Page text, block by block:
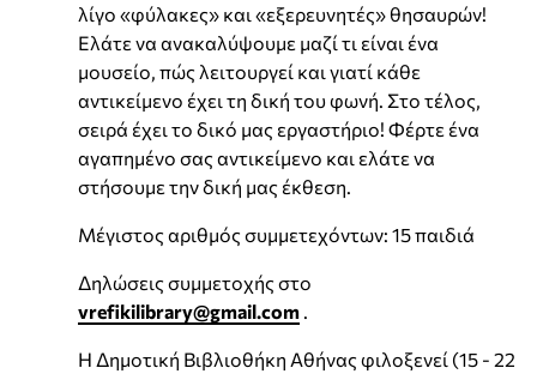
λίγο «φύλακες» και «εξερευνητές» θησαυρών!
Ελάτε να ανακαλύψουμε μαζί τι είναι ένα
μουσείο, πώς λειτουργεί και γιατί κάθε
αντικείμενο έχει τη δική του φωνή. Στο τέλος,
σειρά έχει το δικό μας εργαστήριο! Φέρτε ένα
αγαπημένο σας αντικείμενο και ελάτε να
στήσουμε την δική μας έκθεση.
Μέγιστος αριθμός συμμετεχόντων: 15 παιδιά
Δηλώσεις συμμετοχής στο
vrefikilibrary@gmail.com
Η Δημοτική Βιβλιοθήκη Αθήνας φιλοξενεί (15 - 22